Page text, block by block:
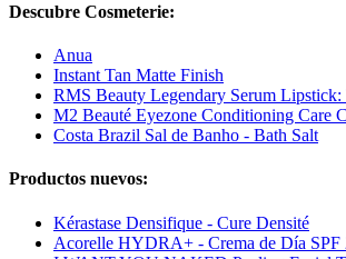
Descubre Cosmeterie:
Anua
Instant Tan Matte Finish
RMS Beauty Legendary Serum Lipstick:
M2 Beauté Eyezone Conditioning Care
Costa Brazil Sal de Banho - Bath Salt
Productos nuevos:
Kérastase Densifique - Cure Densité
Acorelle HYDRA+ - Crema de Día SPF